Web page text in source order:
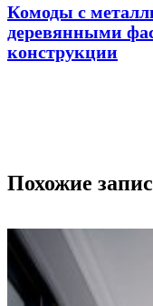
Комоды с
деревянными
конструкции
Похожие